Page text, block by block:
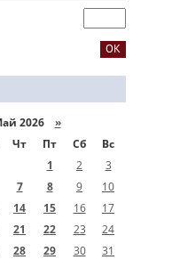
2026 »
Чт Пт Сб
Вс
1
2
3
7 8 9
10
14 15 16
17
21 22 23
24
28 29 30 31